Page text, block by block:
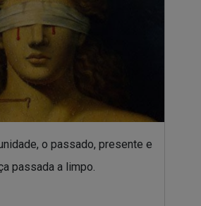
o passado, presente e
passada a limpo.